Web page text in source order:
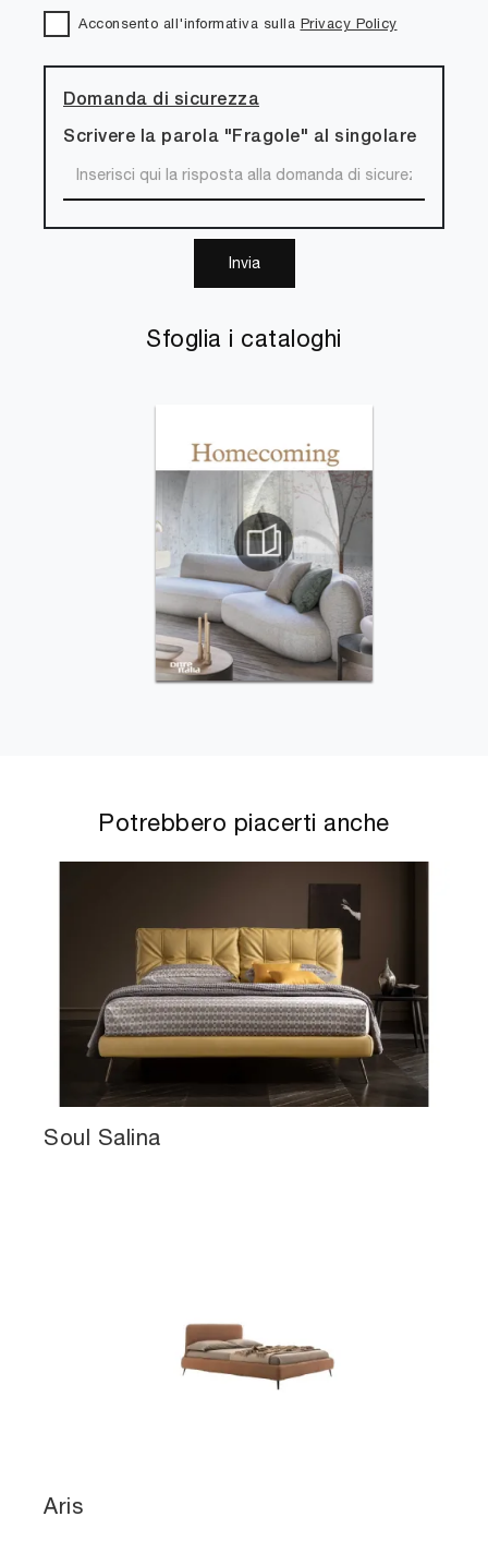
Sfoglia i cataloghi
Acconsento all'informativa sulla Privacy Policy
Domanda di sicurezza
Scrivere la parola "Fragole" al singolare
Invia
Potrebbero piacerti anche
Soul Salina
Aris